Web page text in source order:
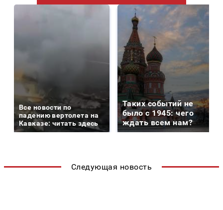
Все новости по
падению вертолета на
Кавказе: читать здесь
Таких событий не
было с 1945: чего
ждать всем нам?
Следующая новость